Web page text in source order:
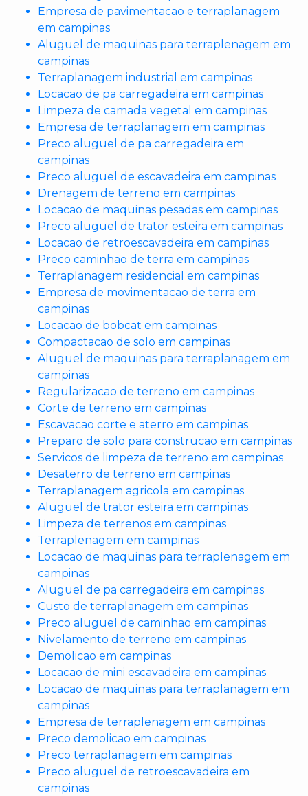
Empresa de pavimentacao e terraplanagem
em campinas
Aluguel de maquinas para terraplenagem em
campinas
Terraplanagem industrial em campinas
Locacao de pa carregadeira em campinas
Limpeza de camada vegetal em campinas
Empresa de terraplanagem em campinas
Preco aluguel de pa carregadeira em
campinas
Preco aluguel de escavadeira em campinas
Drenagem de terreno em campinas
Locacao de maquinas pesadas em campinas
Preco aluguel de trator esteira em campinas
Locacao de retroescavadeira em campinas
Preco caminhao de terra em campinas
Terraplanagem residencial em campinas
Empresa de movimentacao de terra em
campinas
Locacao de bobcat em campinas
Compactacao de solo em campinas
Aluguel de maquinas para terraplanagem em
campinas
Regularizacao de terreno em campinas
Corte de terreno em campinas
Escavacao corte e aterro em campinas
Preparo de solo para construcao em campinas
Servicos de limpeza de terreno em campinas
Desaterro de terreno em campinas
Terraplanagem agricola em campinas
Aluguel de trator esteira em campinas
Limpeza de terrenos em campinas
Terraplenagem em campinas
Locacao de maquinas para terraplenagem em
campinas
Aluguel de pa carregadeira em campinas
Custo de terraplanagem em campinas
Preco aluguel de caminhao em campinas
Nivelamento de terreno em campinas
Demolicao em campinas
Locacao de mini escavadeira em campinas
Locacao de maquinas para terraplanagem em
campinas
Empresa de terraplenagem em campinas
Preco demolicao em campinas
Preco terraplanagem em campinas
Preco aluguel de retroescavadeira em
campinas